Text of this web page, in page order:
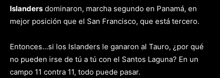
Islanders dominaron, marcha segundo en Panamá, en
mejor posición que el San Francisco, que está tercero.
Entonces…si los Islanders le ganaron al Tauro, ¿por qué
no pueden irse de tú a tú con el Santos Laguna? En un
campo 11 contra 11, todo puede pasar.